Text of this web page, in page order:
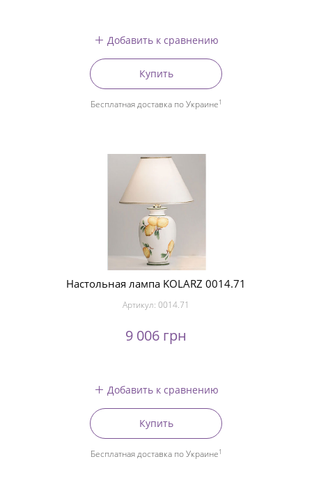
Добавить к сравнению
Купить
Бесплатная доставка по Украине1
Настольная лампа KOLARZ 0014.71
Артикул: 0014.71
9 006 грн
Добавить к сравнению
Купить
Бесплатная доставка по Украине1